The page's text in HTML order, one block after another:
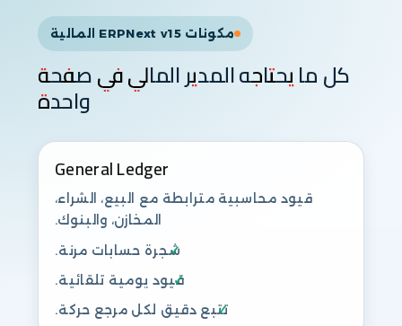
مكونات ERPNext v15 المالية
كل ما يحتاجه المدير المالي في صفحة
واحدة
General Ledger
قيود محاسبية مترابطة مع البيع، الشراء،
المخازن، والبنوك.
شجرة حسابات مرنة.
قيود يومية تلقائية.
تتبع دقيق لكل مرجع حركة.